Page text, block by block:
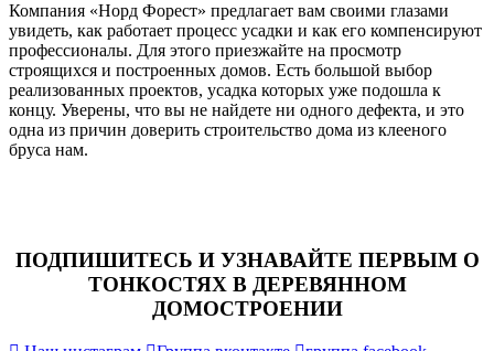
Компания «Норд Форест» предлагает вам своими глазами
увидеть, как работает процесс усадки и как его компенсируют
профессионалы. Для этого приезжайте на просмотр
строящихся и построенных домов. Есть большой выбор
реализованных проектов, усадка которых уже подошла к
концу. Уверены, что вы не найдете ни одного дефекта, и это
одна из причин доверить строительство дома из клееного
бруса нам.
ПОДПИШИТЕСЬ И УЗНАВАЙТЕ ПЕРВЫМ О
ТОНКОСТЯХ В ДЕРЕВЯННОМ
ДОМОСТРОЕНИИ